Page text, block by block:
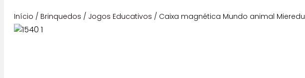
Início / Brinquedos / Jogos Educativos / Caixa magnética Mundo animal Mieredu